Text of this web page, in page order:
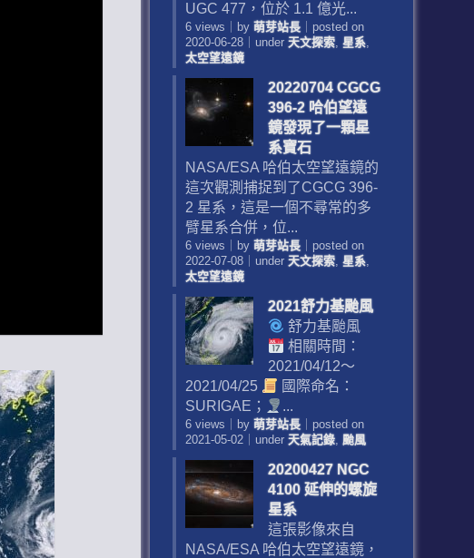
UGC 477，位於 1.1 億光...
6 views by 萌芽站長｜ posted on
2020-06-28｜ under 天文探索, 星系,
太空望遠鏡
20220704 CGCG
396-2 哈伯望遠
鏡發現了一顆星
系寶石
NASA/ESA 哈伯太空望遠鏡的
這次觀測捕捉到了CGCG 396-
2 星系，這是一個不尋常的多
臂星系合併，位...
6 views by 萌芽站長｜ posted on
2022-07-08｜ under 天文探索, 星系,
太空望遠鏡
2021舒力基颱風
舒力基颱風
相關時間：
2021/04/12～
2021/04/25
國際命名：
SURIGAE；
...
6 views by 萌芽站長｜ posted on
2021-05-02｜ under 天氣記錄, 颱風
20200427 NGC
4100 延伸的螺旋
星系
這張影像來自
NASA/ESA 哈伯太空望遠鏡，